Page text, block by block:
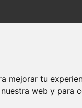
mejorar tu
web y para